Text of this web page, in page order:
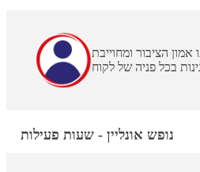
הציבור ומחוייבת
בכל פניה של לקוח
נופש אונליין - שעות פעילות